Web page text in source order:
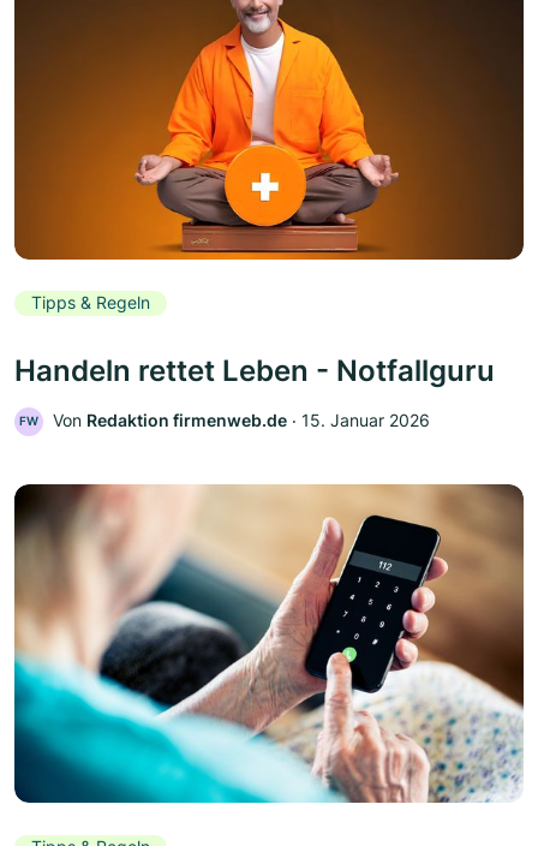
Tipps & Regeln
Handeln rettet Leben - Notfallguru
FW Von Redaktion firmenweb.de ‧ 15. Januar 2026